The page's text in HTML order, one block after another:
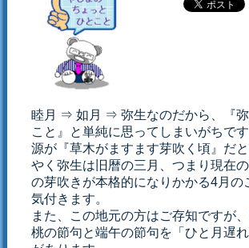
睦月 ⇒ 如月 ⇒ 弥生なのだから、『
こと』と単純に思ってしまいがちで
源が『草木がますます芽吹く頃』だ
やく弥生は旧暦の三月、つまり現在
の芽吹きが本格的になりかかる4月の
気付きます。
また、この地元の方はご存知ですが
桃の節句と端午の節句を「ひと月遅